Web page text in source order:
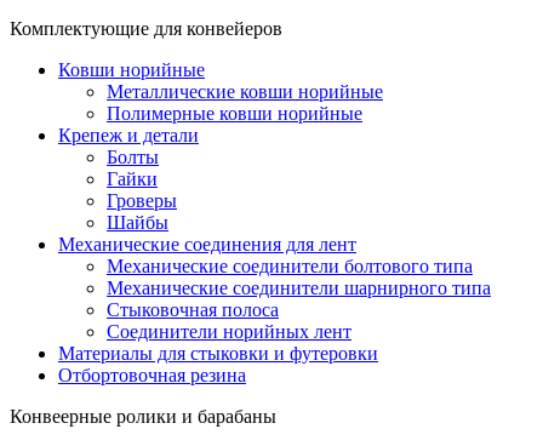
Комплектующие для конвейеров
Ковши норийные
Металлические ковши норийные
Полимерные ковши норийные
Крепеж и детали
Болты
Гайки
Гроверы
Шайбы
Механические соединения для лент
Механические соединители болтового типа
Механические соединители шарнирного типа
Стыковочная полоса
Соединители норийных лент
Материалы для стыковки и футеровки
Отбортовочная резина
Конвеерные ролики и барабаны